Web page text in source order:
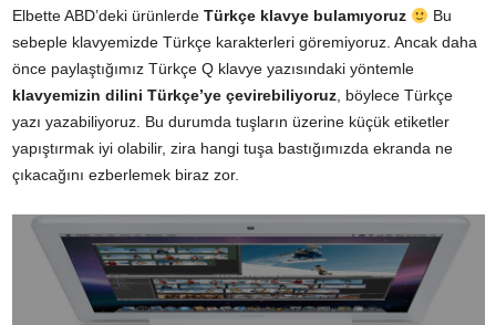
Elbette ABD’deki ürünlerde Türkçe klavye bulamıyoruz
Bu
sebeple klavyemizde Türkçe karakterleri göremiyoruz. Ancak daha
önce paylaştığımız Türkçe Q klavye yazısındaki yöntemle
klavyemizin dilini Türkçe’ye çevirebiliyoruz, böylece Türkçe
yazı yazabiliyoruz. Bu durumda tuşların üzerine küçük etiketler
yapıştırmak iyi olabilir, zira hangi tuşa bastığımızda ekranda ne
çıkacağını ezberlemek biraz zor.